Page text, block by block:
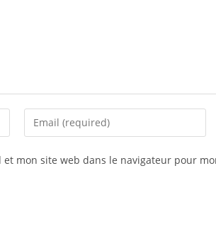
mon site web dans le navigateur pour